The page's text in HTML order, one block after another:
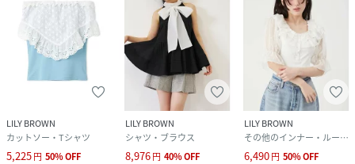
LILY BROWN
カットソー・Tシャツ
5,225円 50%OFF
LILY BROWN
シャツ・ブラウス
8,976円 40%OFF
LILY BROWN
その他のインナー・ルームウェア
6,490円 50%OFF